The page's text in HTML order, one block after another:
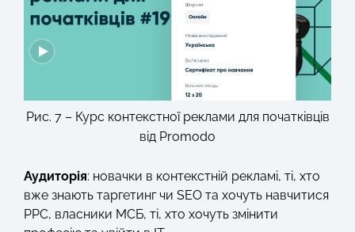
Рис. 7 – Курс контекстної реклами для початківців
від Promodo
Аудиторія: новачки в контекстній рекламі, ті, хто
вже знають таргетинг чи SEO та хочуть навчитися
PPC, власники МСБ, ті, хто хочуть змінити